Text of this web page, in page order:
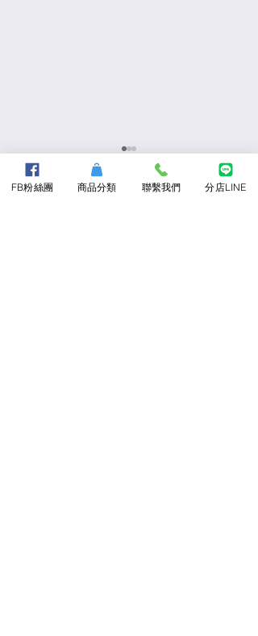
FB粉絲團 商品分類 聯繫我們 分店LINE